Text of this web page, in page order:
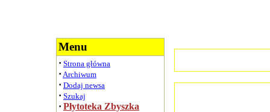
Menu
· Strona główna
· Archiwum
· Dodaj newsa
· Szukaj
· Płytoteka Zbyszka